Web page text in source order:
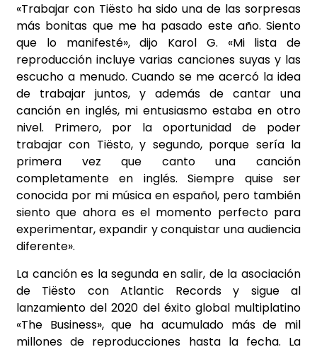
«Trabajar con Tiësto ha sido una de las sorpresas
más bonitas que me ha pasado este año. Siento
que lo manifesté», dijo Karol G. «Mi lista de
reproducción incluye varias canciones suyas y las
escucho a menudo. Cuando se me acercó la idea
de trabajar juntos, y además de cantar una
canción en inglés, mi entusiasmo estaba en otro
nivel. Primero, por la oportunidad de poder
trabajar con Tiësto, y segundo, porque sería la
primera vez que canto una canción
completamente en inglés. Siempre quise ser
conocida por mi música en español, pero también
siento que ahora es el momento perfecto para
experimentar, expandir y conquistar una audiencia
diferente».
La canción es la segunda en salir, de la asociación
de Tiësto con Atlantic Records y sigue al
lanzamiento del 2020 del éxito global multiplatino
«The Business», que ha acumulado más de mil
millones de reproducciones hasta la fecha. La